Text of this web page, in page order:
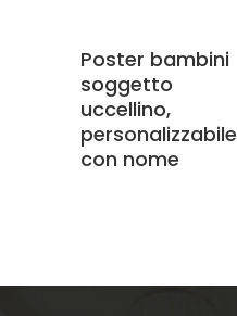
Poster bambini
soggetto
uccellino,
personalizzabile
con nome